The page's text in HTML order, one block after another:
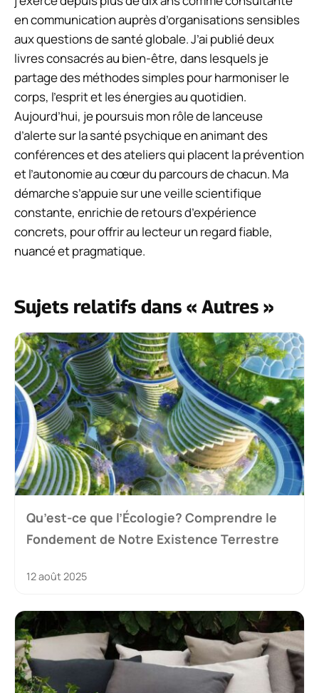
en communication auprès d’organisations sensibles
aux questions de santé globale. J’ai publié deux
livres consacrés au bien-être, dans lesquels je
partage des méthodes simples pour harmoniser le
corps, l’esprit et les énergies au quotidien.
Aujourd’hui, je poursuis mon rôle de lanceuse
d’alerte sur la santé psychique en animant des
conférences et des ateliers qui placent la prévention
et l’autonomie au cœur du parcours de chacun. Ma
démarche s’appuie sur une veille scientifique
constante, enrichie de retours d’expérience
concrets, pour offrir au lecteur un regard fiable,
nuancé et pragmatique.
Sujets relatifs dans « Autres »
Qu’est-ce que l’Écologie? Comprendre le
Fondement de Notre Existence Terrestre
12 août 2025